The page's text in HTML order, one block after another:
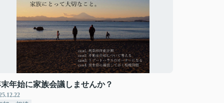
年始に家族会議しませんか？